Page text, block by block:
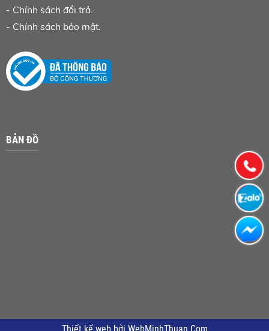
- Chính sách đổi trả.
- Chính sách bảo mật.
BẢN ĐỒ